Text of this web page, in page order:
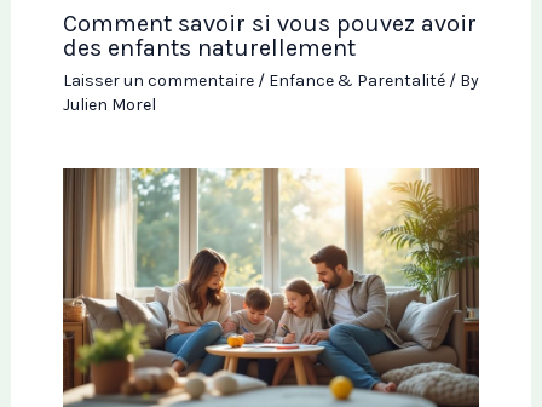
Comment savoir si vous pouvez avoir
des enfants naturellement
Laisser un commentaire / Enfance & Parentalité/ By
Julien Morel